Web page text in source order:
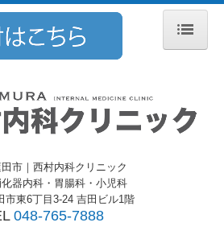
市｜ 西村内科クリニック
器内科・胃腸科・小児科
市東6丁目3-24 吉田ビル1階
048-765-7888